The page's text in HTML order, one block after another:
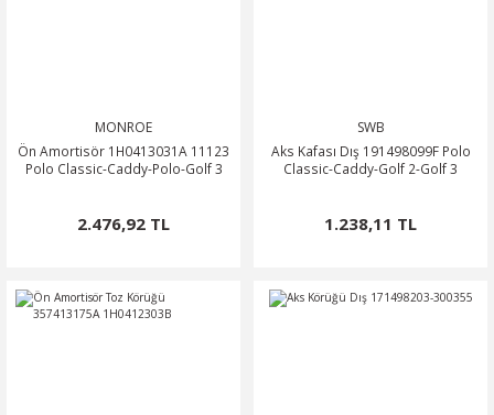
MONROE
Ön Amortisör 1H0413031A 11123
Polo Classic-Caddy-Polo-Golf 3
2.476,92 TL
SWB
Aks Kafası Dış 191498099F Polo
Classic-Caddy-Golf 2-Golf 3
1.238,11 TL